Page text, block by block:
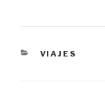
CATEGORIES
VIAJES